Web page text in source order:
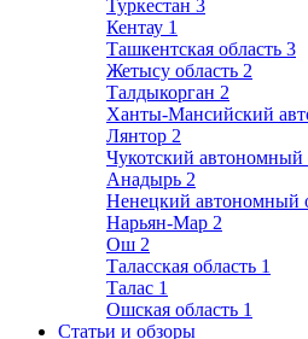
Туркестан 3
Кентау 1
Ташкентская область 3
Жетысу область 2
Талдыкорган 2
Ханты-Мансийский
Лянтор 2
Чукотский автономный
Анадырь 2
Ненецкий автономный
Нарьян-Мар 2
Ош 2
Таласская область 1
Талас 1
Ошская область 1
Статьи и обзоры